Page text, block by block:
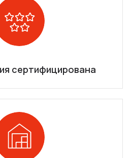
сертифицирована